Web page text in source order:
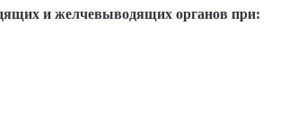
и желчевыводящих органов при: